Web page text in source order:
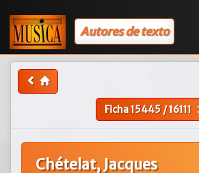
Autores de texto
Ficha15445 /16111
Chételat, Jacques